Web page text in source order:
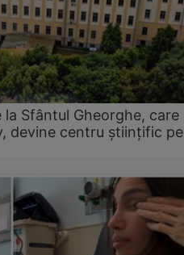
Sfântul Gheorghe, care
devine centru științific